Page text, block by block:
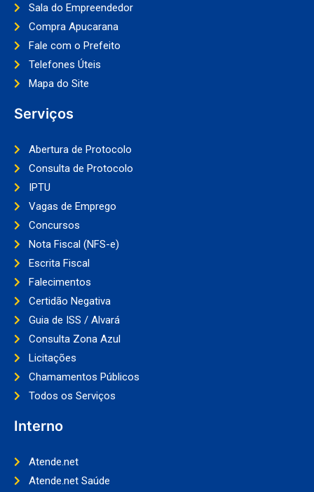
Sala do Empreendedor
Compra Apucarana
Fale com o Prefeito
Telefones Úteis
Mapa do Site
Serviços
Abertura de Protocolo
Consulta de Protocolo
IPTU
Vagas de Emprego
Concursos
Nota Fiscal (NFS-e)
Escrita Fiscal
Falecimentos
Certidão Negativa
Guia de ISS / Alvará
Consulta Zona Azul
Licitações
Chamamentos Públicos
Todos os Serviços
Interno
Atende.net
Atende.net Saúde